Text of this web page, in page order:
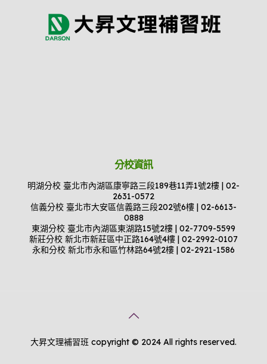
分校資訊
明湖分校 臺北市內湖區康寧路三段189巷11弄1號2樓 | 02-
2631-0572
信義分校 臺北市大安區信義路三段202號6樓 | 02-6613-
0888
東湖分校 臺北市內湖區東湖路15號2樓 | 02-7709-5599
新莊分校 新北市新莊區中正路164號4樓 | 02-2992-0107
永和分校 新北市永和區竹林路64號2樓 | 02-2921-1586
大昇文理補習班 copyright © 2024 All rights reserved.